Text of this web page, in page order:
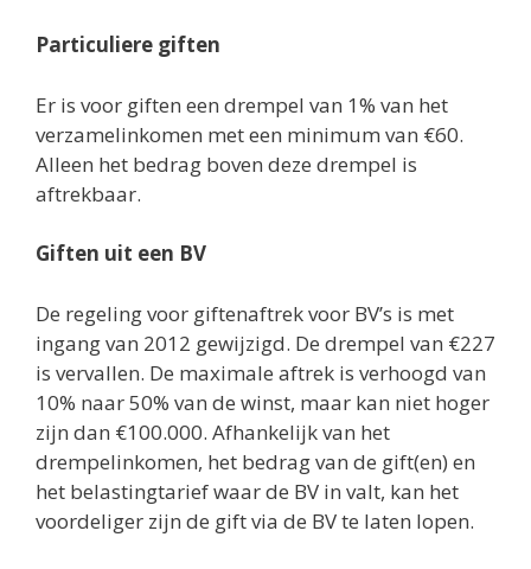
Particuliere giften
Er is voor giften een drempel van 1% van het
verzamelinkomen met een minimum van €60.
Alleen het bedrag boven deze drempel is
aftrekbaar.
Giften uit een BV
De regeling voor giftenaftrek voor BV’s is met
ingang van 2012 gewijzigd. De drempel van €227
is vervallen. De maximale aftrek is verhoogd van
10% naar 50% van de winst, maar kan niet hoger
zijn dan €100.000. Afhankelijk van het
drempelinkomen, het bedrag van de gift(en) en
het belastingtarief waar de BV in valt, kan het
voordeliger zijn de gift via de BV te laten lopen.